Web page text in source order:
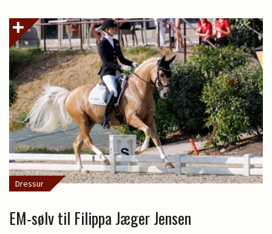
Dressur
EM-sølv til Filippa Jæger Jensen